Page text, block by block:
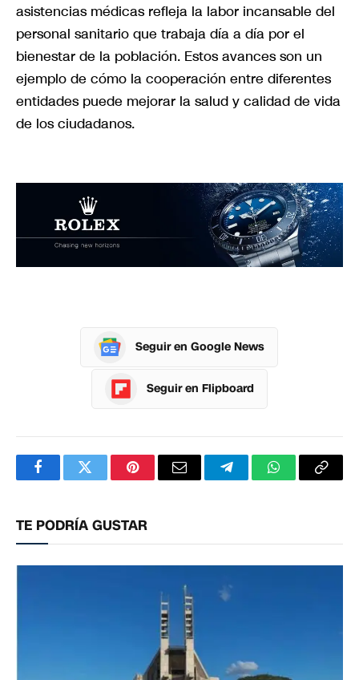
asistencias médicas refleja la labor incansable del
personal sanitario que trabaja día a día por el
bienestar de la población. Estos avances son un
ejemplo de cómo la cooperación entre diferentes
entidades puede mejorar la salud y calidad de vida
de los ciudadanos.
Seguir en Google News
Seguir en Flipboard
FacebookTwitterPinterestCorreoTelegramWhatsApp
TE PODRÍA GUSTAR